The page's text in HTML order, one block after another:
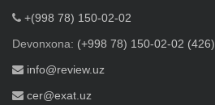
+(998 78) 150-02-02
Devonxona: (+998 78) 150-02-02 (426)
info@review.uz
cer@exat.uz